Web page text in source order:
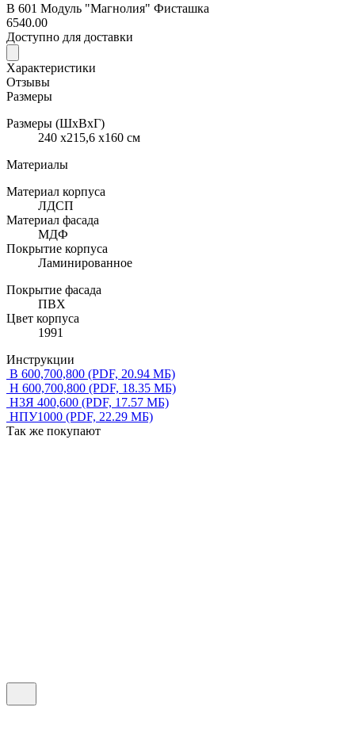
В 601 Модуль "Магнолия" Фисташка
6540.00
Доступно для доставки
Характеристики
Отзывы
Размеры
Размеры (ШхВхГ)
240 x215,6 x160 см
Материалы
Материал корпуса
ЛДСП
Материал фасада
МДФ
Покрытие корпуса
Ламинированное
Покрытие фасада
ПВХ
Цвет корпуса
1991
Инструкции
В 600,700,800 (PDF, 20.94 МБ)
Н 600,700,800 (PDF, 18.35 МБ)
Н3Я 400,600 (PDF, 17.57 МБ)
НПУ1000 (PDF, 22.29 МБ)
Так же покупают